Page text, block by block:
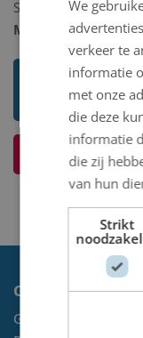
Schilderij/tekening/
Model 2D/3D: 2D
Toon mij meer
Schouten
Ik weet meer
Contact
Gemeente Velsen
We
verkeer te
informatie
met onze
die deze
informatie
die zij
van hun
Strikt